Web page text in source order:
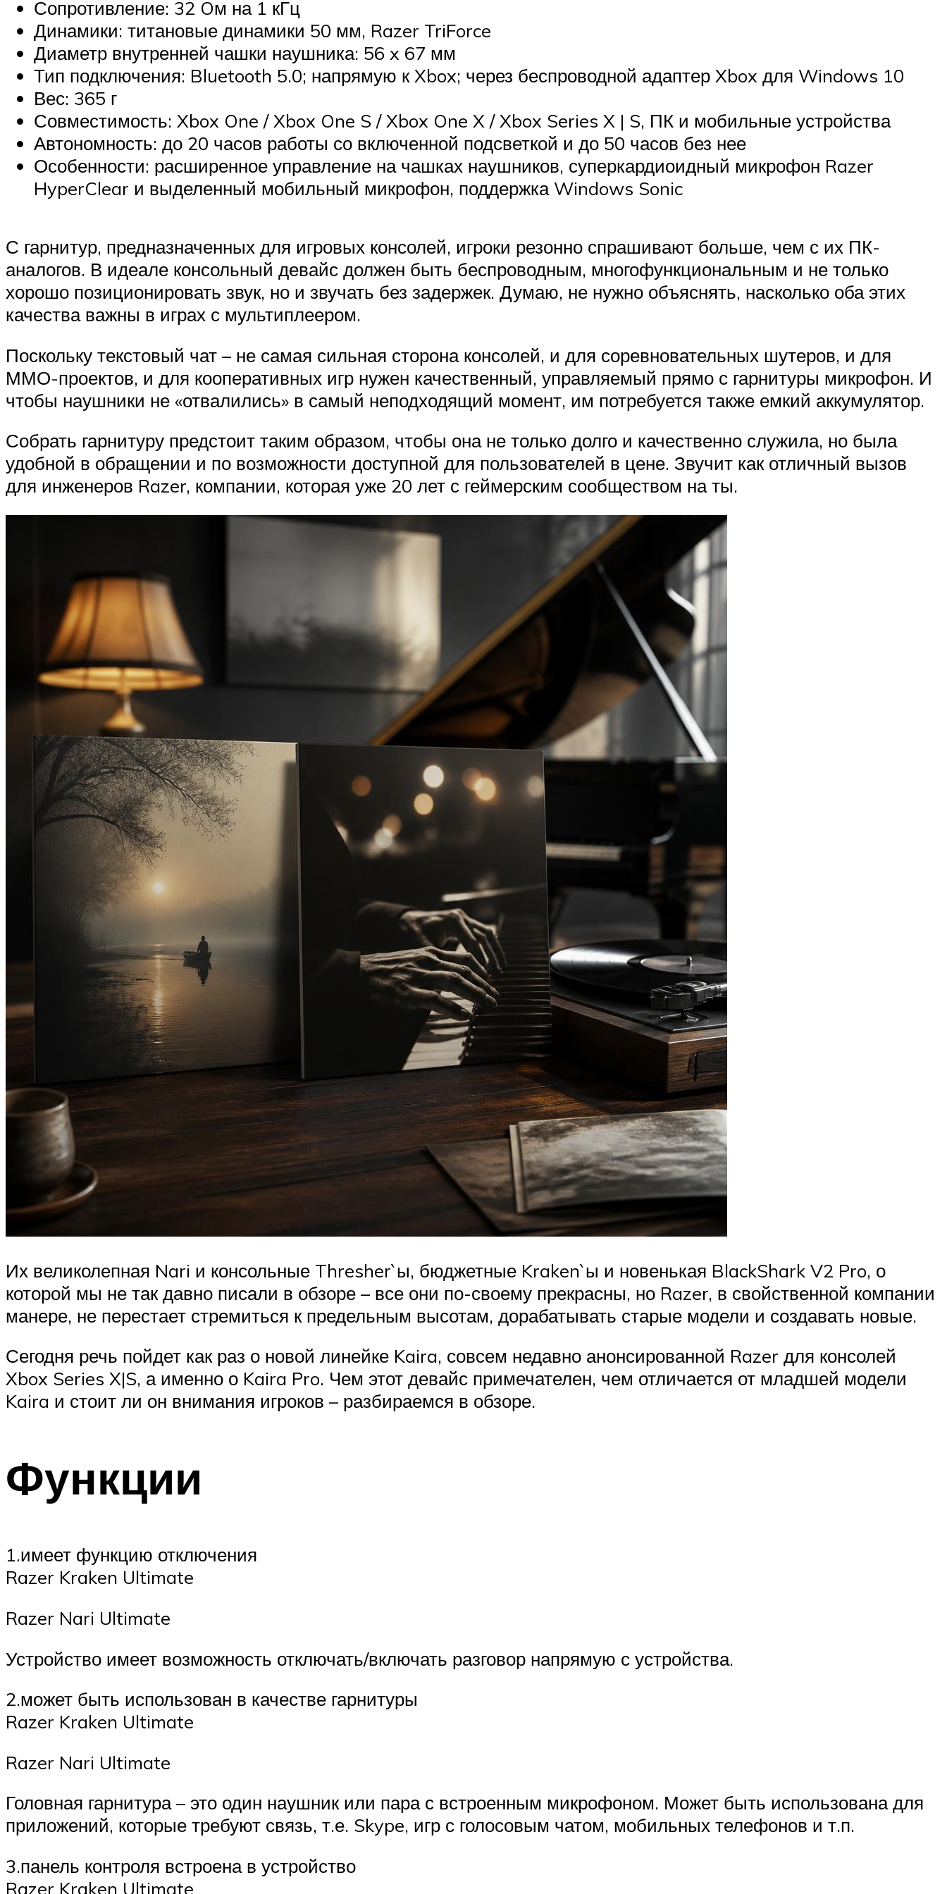
Сопротивление: 32 Oм на 1 кГц
Динамики: титановые динамики 50 мм, Razer TriForce
Диаметр внутренней чашки наушника: 56 x 67 мм
Тип подключения: Bluetooth 5.0; напрямую к Xbox; через беспроводной адаптер Xbox для Windows 10
Вес: 365 г
Совместимость: Xbox One / Xbox One S / Xbox One X / Xbox Series X | S, ПК и мобильные устройства
Автономность: до 20 часов работы со включенной подсветкой и до 50 часов без нее
Особенности: расширенное управление на чашках наушников, суперкардиоидный микрофон Razer
HyperClear и выделенный мобильный микрофон, поддержка Windows Sonic
С гарнитур, предназначенных для игровых консолей, игроки резонно спрашивают больше, чем с их ПК-
аналогов. В идеале консольный девайс должен быть беспроводным, многофункциональным и не только
хорошо позиционировать звук, но и звучать без задержек. Думаю, не нужно объяснять, насколько оба этих
качества важны в играх с мультиплеером.
Поскольку текстовый чат – не самая сильная сторона консолей, и для соревновательных шутеров, и для
ММО-проектов, и для кооперативных игр нужен качественный, управляемый прямо с гарнитуры микрофон. И
чтобы наушники не «отвалились» в самый неподходящий момент, им потребуется также емкий аккумулятор.
Собрать гарнитуру предстоит таким образом, чтобы она не только долго и качественно служила, но была
удобной в обращении и по возможности доступной для пользователей в цене. Звучит как отличный вызов
для инженеров Razer, компании, которая уже 20 лет с геймерским сообществом на ты.
Их великолепная Nari и консольные Thresher`ы, бюджетные Kraken`ы и новенькая BlackShark V2 Pro, о
которой мы не так давно писали в обзоре – все они по-своему прекрасны, но Razer, в свойственной компании
манере, не перестает стремиться к предельным высотам, дорабатывать старые модели и создавать новые.
Сегодня речь пойдет как раз о новой линейке Kaira, совсем недавно анонсированной Razer для консолей
Xbox Series X|S, а именно о Kaira Pro. Чем этот девайс примечателен, чем отличается от младшей модели
Kaira и стоит ли он внимания игроков – разбираемся в обзоре.
Функции
1.имеет функцию отключения
Razer Kraken Ultimate
Razer Nari Ultimate
Устройство имеет возможность отключать/включать разговор напрямую с устройства.
2.может быть использован в качестве гарнитуры
Razer Kraken Ultimate
Razer Nari Ultimate
Головная гарнитура – это один наушник или пара с встроенным микрофоном. Может быть использована для
приложений, которые требуют связь, т.е. Skype, игр с голосовым чатом, мобильных телефонов и т.п.
3.панель контроля встроена в устройство
Razer Kraken Ultimate